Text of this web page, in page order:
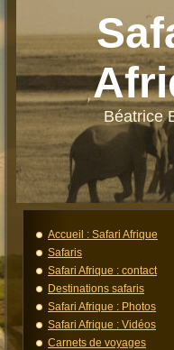
Béatrice
Accueil : Safari Afrique
Safaris
Safari Afrique : contact
Destinations safaris
Safari Afrique : Photos
Safari Afrique : Vidéos
Carnets de voyages